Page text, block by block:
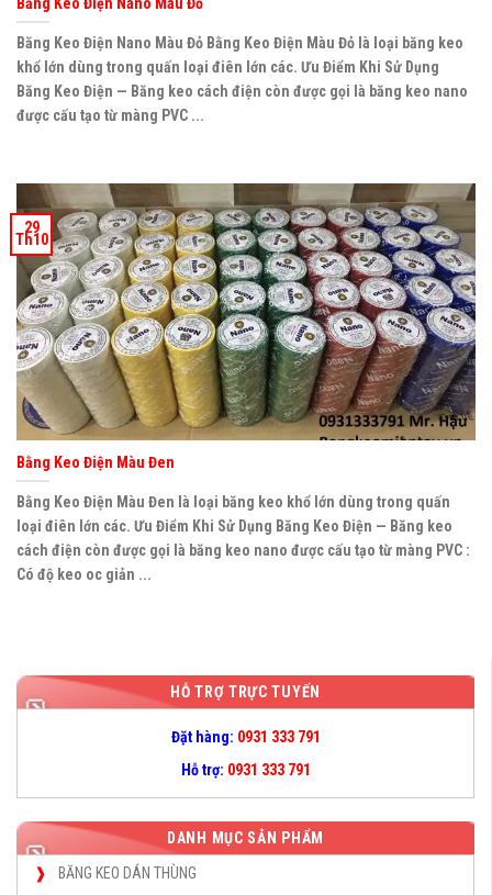
HỖ TRỢ TRỰC TUYẾN
Đặt hàng: 0931 333 791
Hỗ trợ: 0931 333 791
DANH MỤC SẢN PHẨM
BĂNG KEO DÁN THÙNG
Băng Keo Điện Nano Màu Đỏ Bằng Keo Điện Màu Đỏ là loại băng keo
khổ lớn dùng trong quấn loại điên lớn các. Ưu Điểm Khi Sử Dụng
Băng Keo Điện — Băng keo cách điện còn được gọi là băng keo nano
được cấu tạo từ màng PVC ...
Bằng Keo Điện Màu Đen
Bằng Keo Điện Màu Đen là loại băng keo khổ lớn dùng trong quấn
loại điên lớn các. Ưu Điểm Khi Sử Dụng Băng Keo Điện — Băng keo
cách điện còn được gọi là băng keo nano được cấu tạo từ màng PVC :
Có độ keo oc giản ...
29
Th10